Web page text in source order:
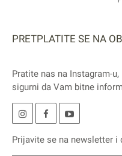
PRETPLATITE SE NA
Pratite nas na Instagram-u,
sigurni da Vam bitne
Prijavite se na newsletter i